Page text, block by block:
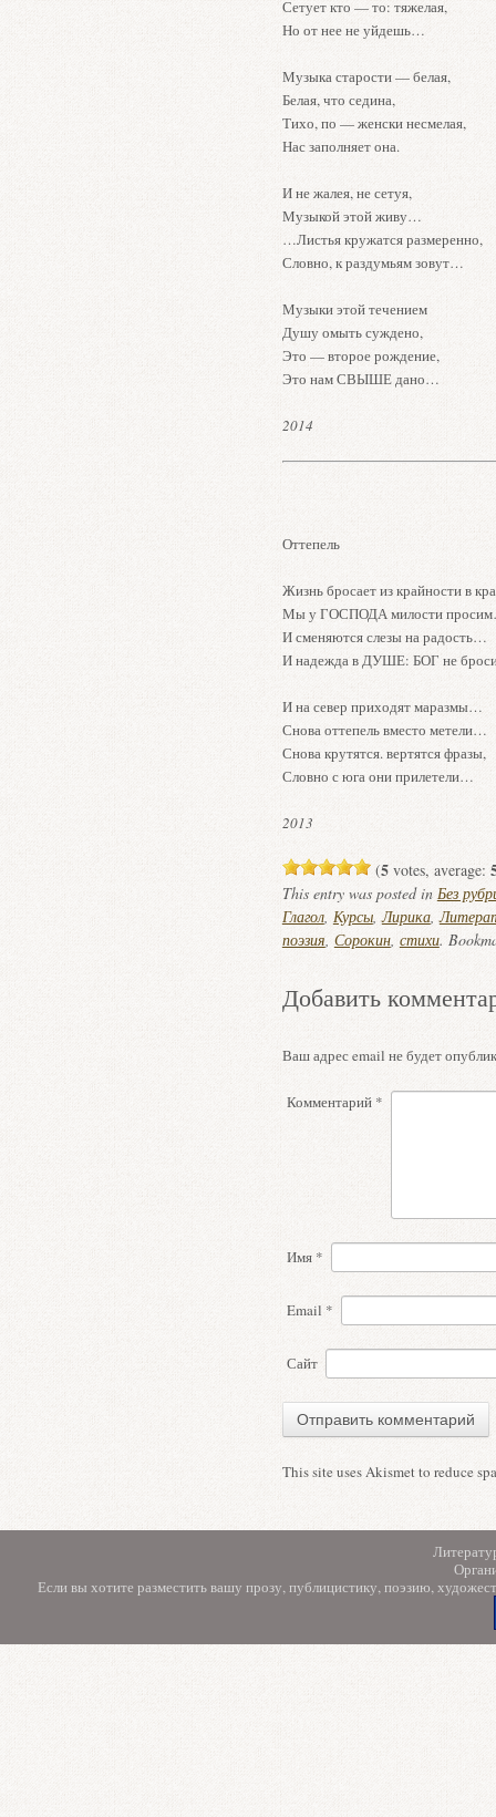
Сетует кто — то: тяжелая,
Но от нее не уйдешь…
Музыка старости — белая,
Белая, что седина,
Тихо, по — женски несмелая,
Нас заполняет она.
И не жалея, не сетуя,
Музыкой этой живу…
…Листья кружатся размеренно,
Словно, к раздумьям зовут…
Музыки этой течением
Душу омыть суждено,
Это — второе рождение,
Это нам СВЫШЕ дано…
2014
Оттепель
Жизнь бросает из крайности в
Мы у ГОСПОДА милости
И сменяются слезы на радость…
И надежда в ДУШЕ: БОГ не
И на север приходят маразмы…
Снова оттепель вместо метели…
Снова крутятся. вертятся фразы,
Словно с юга они прилетели…
2013
(5votes, average:
This entry was posted in Без
Глагол, Курсы,Лирика,
поэзия, Сорокин, стихи.
Добавить
Ваш адрес email не будет
Комментарий *
Имя *
Email *
Сайт
This site uses Akismet to reduce
Если вы хотите разместить вашу прозу, публицистику, поэзию,